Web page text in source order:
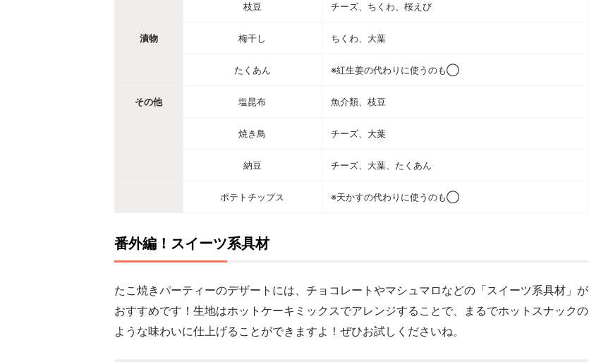
枝豆 チーズ、ちくわ、桜えび
漬物 梅干し ちくわ、大葉
たくあん ※紅生姜の代わりに使うのも◯
その他 塩昆布 魚介類、枝豆
焼き鳥 チーズ、大葉
納豆 チーズ、大葉、たくあん
ポテトチップス ※天かすの代わりに使うのも◯
番外編！スイーツ系具材
たこ焼きパーティーのデザートには、チョコレートやマシュマロなどの「スイーツ系具材」が
おすすめです！生地はホットケーキミックスでアレンジすることで、まるでホットスナックの
ような味わいに仕上げることができますよ！ぜひお試しくださいね。